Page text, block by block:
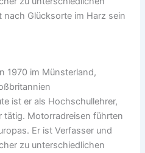
Glücksorte im Harz sein
1970 im Münsterland,
ist er als Hochschullehrer,
tätig. Motorradreisen führten
Er ist Verfasser und
zu unterschiedlichen